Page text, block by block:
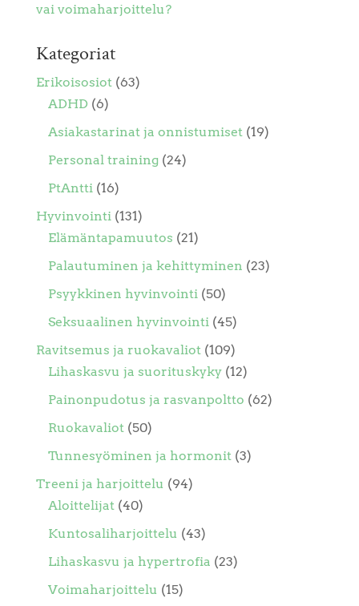
vai voimaharjoittelu?
Kategoriat
Erikoisosiot(63)
ADHD(6)
Asiakastarinat ja onnistumiset(19)
Personal training (24)
PtAntti(16)
Hyvinvointi(131)
Elämäntapamuutos (21)
Palautuminen ja kehittyminen (23)
Psyykkinen hyvinvointi(50)
Seksuaalinen hyvinvointi(45)
Ravitsemus ja ruokavaliot(109)
Lihaskasvu ja suorituskyky(12)
Painonpudotus ja rasvanpoltto (62)
Ruokavaliot(50)
Tunnesyöminen ja hormonit(3)
Treeni ja harjoittelu (94)
Aloittelijat(40)
Kuntosaliharjoittelu (43)
Lihaskasvu ja hypertrofia (23)
Voimaharjoittelu (15)